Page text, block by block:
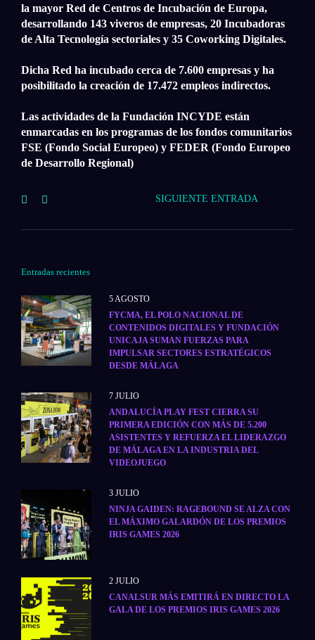
la mayor Red de Centros de Incubación de Europa,
desarrollando 143 viveros de empresas, 20 Incubadoras
de Alta Tecnología sectoriales y 35 Coworking Digitales.
Dicha Red ha incubado cerca de 7.600 empresas y ha
posibilitado la creación de 17.472 empleos indirectos.
Las actividades de la Fundación INCYDE están
enmarcadas en los programas de los fondos comunitarios
FSE (Fondo Social Europeo) y FEDER (Fondo Europeo
de Desarrollo Regional)
SIGUIENTE ENTRADA
Entradas recientes
5 AGOSTO
FYCMA, EL POLO NACIONAL DE
CONTENIDOS DIGITALES Y FUNDACIÓN
UNICAJA SUMAN FUERZAS PARA
IMPULSAR SECTORES ESTRATÉGICOS
DESDE MÁLAGA
7 JULIO
ANDALUCÍA PLAY FEST CIERRA SU
PRIMERA EDICIÓN CON MÁS DE 5.200
ASISTENTES Y REFUERZA EL LIDERAZGO
DE MÁLAGA EN LA INDUSTRIA DEL
VIDEOJUEGO
3 JULIO
NINJA GAIDEN: RAGEBOUND SE ALZA CON
EL MÁXIMO GALARDÓN DE LOS PREMIOS
IRIS GAMES 2026
2 JULIO
CANALSUR MÁS EMITIRÁ EN DIRECTO LA
GALA DE LOS PREMIOS IRIS GAMES 2026